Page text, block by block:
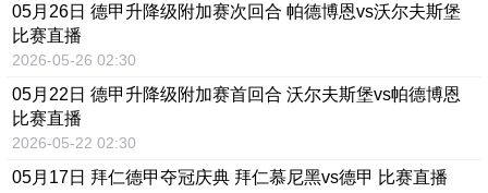
05月26日 德甲升降级附加赛次回合 帕德博恩vs沃尔夫斯堡
比赛直播
2026-05-26 02:30
05月22日 德甲升降级附加赛首回合 沃尔夫斯堡vs帕德博恩
比赛直播
2026-05-22 02:30
05月17日 拜仁德甲夺冠庆典 拜仁慕尼黑vs德甲 比赛直播